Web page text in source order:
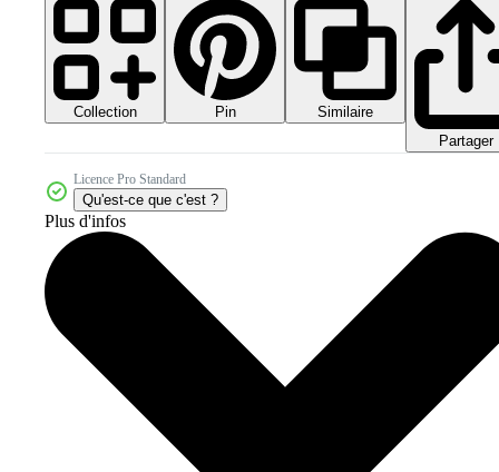
Collection Pin
Similaire
Partager
Licence Pro Standard
Qu'est-ce que c'est ?
Plus d'infos